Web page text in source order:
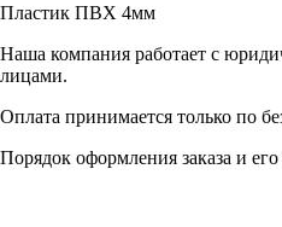
Пластик ПВХ 4мм
Наша компания работает с
лицами.
Оплата принимается только по
Порядок оформления заказа и